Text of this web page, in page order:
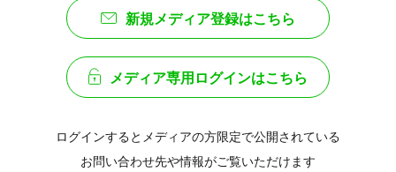
新規メディア登録はこちら
メディア専用ログインはこちら
ログインするとメディアの方限定で公開されている
お問い合わせ先や情報がご覧いただけます